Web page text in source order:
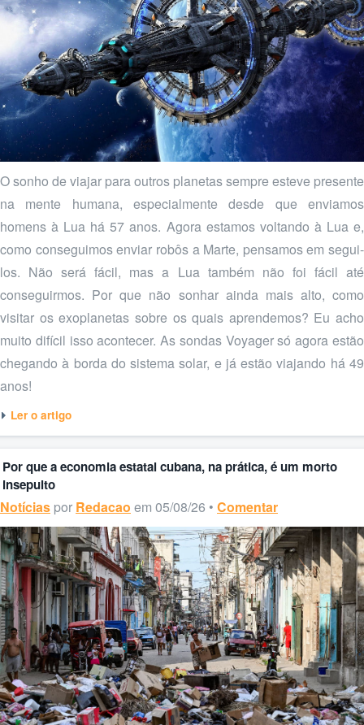
O sonho de viajar para outros planetas sempre esteve presente
na mente humana, especialmente desde que enviamos
homens à Lua há 57 anos. Agora estamos voltando à Lua e,
como conseguimos enviar robôs a Marte, pensamos em segui-
los. Não será fácil, mas a Lua também não foi fácil até
conseguirmos. Por que não sonhar ainda mais alto, como
visitar os exoplanetas sobre os quais aprendemos? Eu acho
muito difícil isso acontecer. As sondas Voyager só agora estão
chegando à borda do sistema solar, e já estão viajando há 49
anos!
Ler o artigo
Por que a economia estatal cubana, na prática, é um morto
insepulto
Notícias por Redacao em 05/08/26 • Comentar